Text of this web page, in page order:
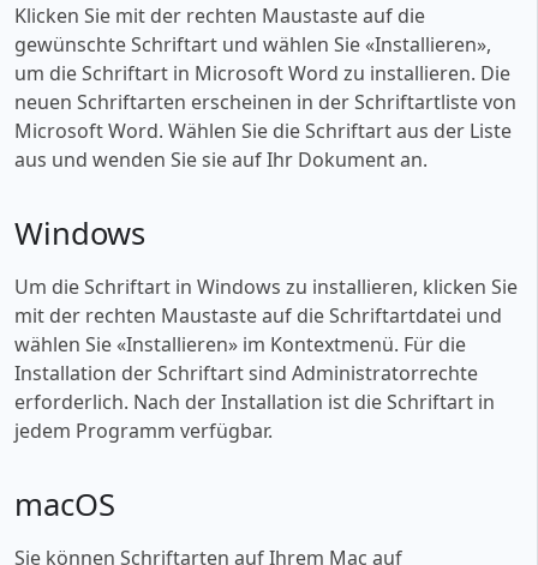
Klicken Sie mit der rechten Maustaste auf die
gewünschte Schriftart und wählen Sie «‎Installieren»,
um die Schriftart in Microsoft Word zu installieren. Die
neuen Schriftarten erscheinen in der Schriftartliste von
Microsoft Word. Wählen Sie die Schriftart aus der Liste
aus und wenden Sie sie auf Ihr Dokument an.
Windows
Um die Schriftart in Windows zu installieren, klicken Sie
mit der rechten Maustaste auf die Schriftartdatei und
wählen Sie «‎Installieren» im Kontextmenü. Für die
Installation der Schriftart sind Administratorrechte
erforderlich. Nach der Installation ist die Schriftart in
jedem Programm verfügbar.
macOS
Sie können Schriftarten auf Ihrem Mac auf